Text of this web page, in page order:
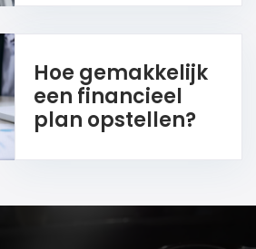
Hoe gemakkelijk
een financieel
plan opstellen?